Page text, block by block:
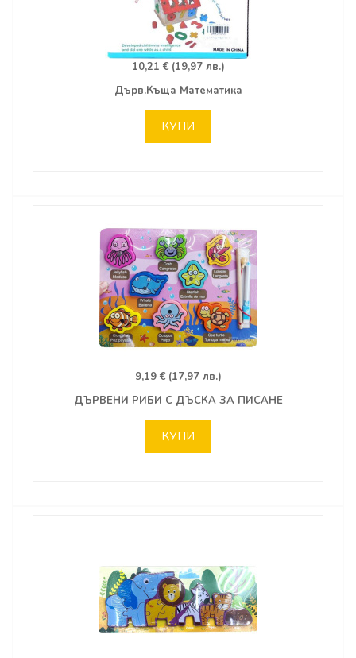
10,21 € (19,97 лв.)
Дърв.Къща Математика
КУПИ
9,19 € (17,97 лв.)
ДЪРВЕНИ РИБИ С ДЪСКА ЗА ПИСАНЕ
КУПИ